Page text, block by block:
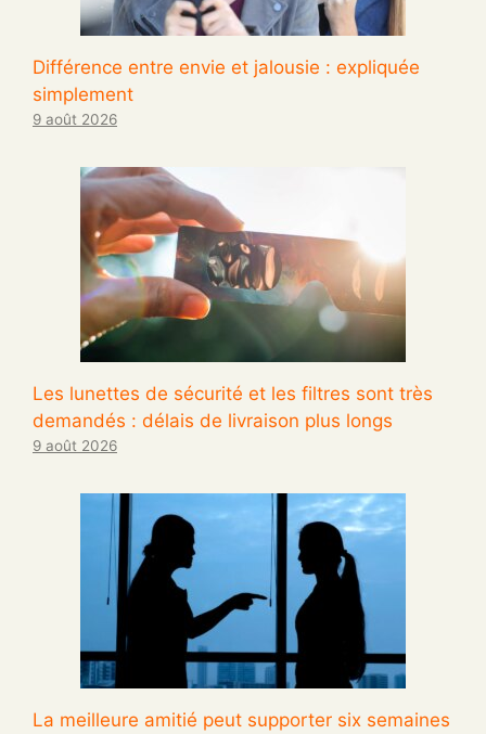
Différence entre envie et jalousie : expliquée
simplement
9 août 2026
Les lunettes de sécurité et les filtres sont très
demandés : délais de livraison plus longs
9 août 2026
La meilleure amitié peut supporter six semaines